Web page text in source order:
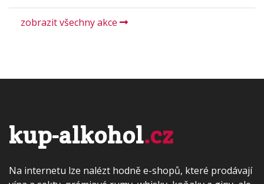
zobrazit všechny akce
kup-alkohol.cz
Na internetu lze nalézt hodně e-shopů, které prodávají